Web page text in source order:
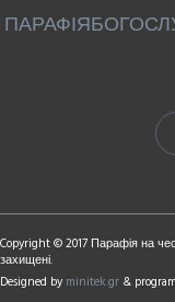
ПАРАФІЯ
Copyright © 2017 Парафія на
захищені.
Designed by minitek.gr &